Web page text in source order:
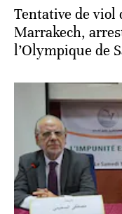
Tentative de viol
Marrakech,
l’Olympique de